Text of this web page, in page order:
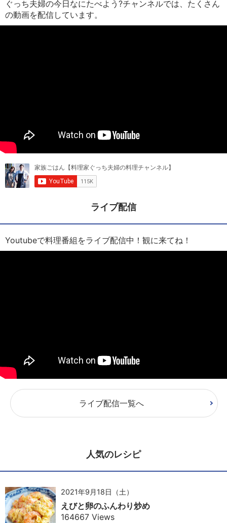
ぐっち夫婦の今日なにたべよう?チャンネルでは、たくさん
の動画を配信しています。
ライブ配信
Youtubeで料理番組をライブ配信中！観に来てね！
ライブ配信一覧へ
人気のレシピ
2021年9月18日（土）
えびと卵のふんわり炒め
164667 Views